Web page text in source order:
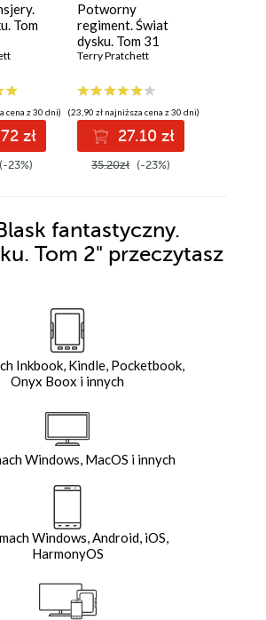
Tom
cena z 30 dni)
zł
(-23%)
Potworny
regiment. Świat
dysku. Tom 31
Terry Pratchett
(23,90 zł najniższa cena z 30 dni)
27.10 zł
35.20zł (-23%)
fantastyczny.
Tom 2" przeczytasz
Inkbook, Kindle, Pocketbook,
Onyx Boox i innych
Windows, MacOS i innych
Windows, Android, iOS,
HarmonyOS